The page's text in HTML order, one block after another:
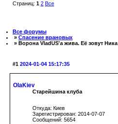
Страниц: 1 2 Все
Все форумы
» Спасение врановых
» Ворона VladUS'а жива. Её зовут Ника
#1 2024-01-04 15:17:35
OlaKiev
Старейшина клуба
Откуда: Киев
Зарегистрирован: 2014-07-07
Сообщений: 5654